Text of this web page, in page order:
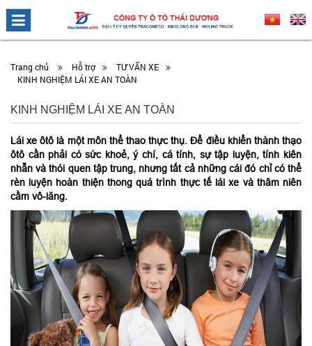
Trang chủ Hỗ trợ
TƯ VẤN XE
KINH NGHIỆM LÁI XE AN TOÀN
KINH NGHIỆM LÁI XE AN TOÀN
Lái xe ôtô là một môn thể thao thực thụ. Để điều khiển thành thạo
ôtô cần phải có sức khoẻ, ý chí, cá tính, sự tập luyện, tính kiên
nhẫn và thói quen tập trung, nhưng tất cả những cái đó chỉ có thể
rèn luyện hoàn thiện thong quá trình thực tế lái xe và thâm niên
cầm vô-lăng.